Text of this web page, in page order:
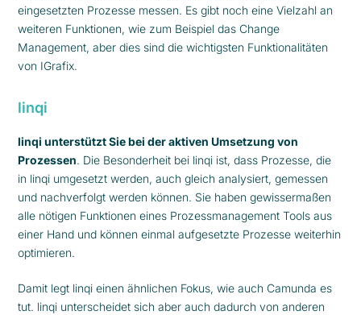
eingesetzten Prozesse messen. Es gibt noch eine Vielzahl an
weiteren Funktionen, wie zum Beispiel das Change
Management, aber dies sind die wichtigsten Funktionalitäten
von IGrafix.
linqi
linqi unterstützt Sie bei der aktiven Umsetzung von
Prozessen. Die Besonderheit bei linqi ist, dass Prozesse, die
in linqi umgesetzt werden, auch gleich analysiert, gemessen
und nachverfolgt werden können. Sie haben gewissermaßen
alle nötigen Funktionen eines Prozessmanagement Tools aus
einer Hand und können einmal aufgesetzte Prozesse weiterhin
optimieren.
Damit legt linqi einen ähnlichen Fokus, wie auch Camunda es
tut. linqi unterscheidet sich aber auch dadurch von anderen